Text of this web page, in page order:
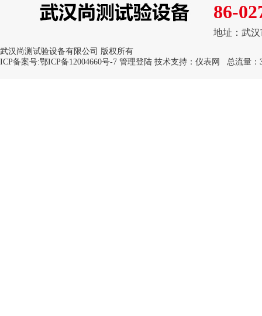
86-
地址：武
武汉尚测试验设备有限公司 版权所有
ICP备案号:鄂ICP备12004660号-7 管理登陆 技术支持： 仪表网 总流量：